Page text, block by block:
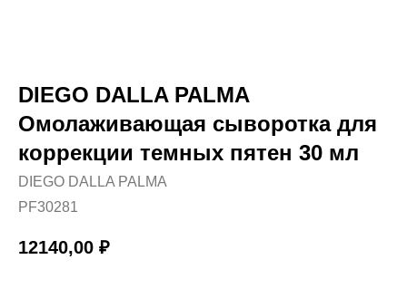
DIEGO DALLA PALMA
Омолаживающая сыворотка для
коррекции темных пятен 30 мл
DIEGO DALLA PALMA
PF30281
12140,00 ₽